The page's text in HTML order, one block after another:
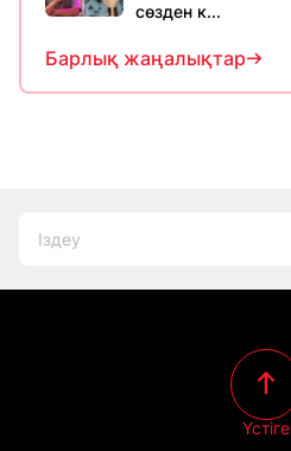
сөзден к...
Барлық жаңалықтар
Үстіге